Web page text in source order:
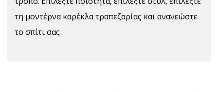
τη μοντέρνα καρέκλα τραπεζαρίας και ανανεώστε
το σπίτι σας